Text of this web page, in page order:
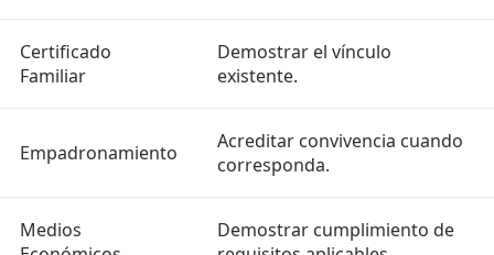
Certificado
Familiar
Demostrar el vínculo
existente.
Empadronamiento
Acreditar convivencia cuando
corresponda.
Medios
Demostrar cumplimiento de